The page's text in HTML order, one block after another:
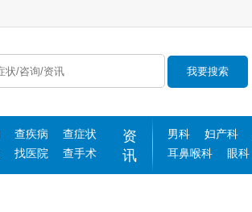
我要搜索
查疾病
查症状
找医院 查手术
资
讯
男科 妇产科
耳鼻喉科
眼科